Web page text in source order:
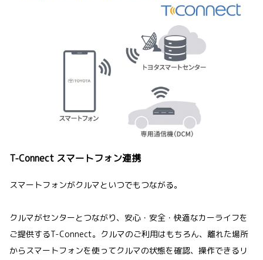
T-Connect スマートフォン連携
スマートフォンがクルマといつでもつながる。
クルマがセンターとつながり、安心・安全・快適なカーライフを
ご提供するT-Connect。クルマのご利用はもちろん、離れた場所
からスマートフォンを使ってクルマの状態を確認、操作できるリ